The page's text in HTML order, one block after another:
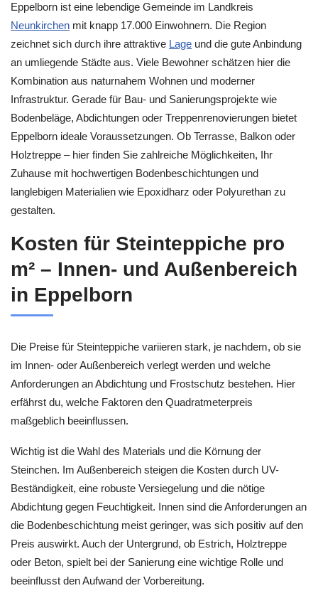
Eppelborn ist eine lebendige Gemeinde im Landkreis
Neunkirchen mit knapp 17.000 Einwohnern. Die Region
zeichnet sich durch ihre attraktive Lage und die gute Anbindung
an umliegende Städte aus. Viele Bewohner schätzen hier die
Kombination aus naturnahem Wohnen und moderner
Infrastruktur. Gerade für Bau- und Sanierungsprojekte wie
Bodenbeläge, Abdichtungen oder Treppenrenovierungen bietet
Eppelborn ideale Voraussetzungen. Ob Terrasse, Balkon oder
Holztreppe – hier finden Sie zahlreiche Möglichkeiten, Ihr
Zuhause mit hochwertigen Bodenbeschichtungen und
langlebigen Materialien wie Epoxidharz oder Polyurethan zu
gestalten.
Kosten für Steinteppiche pro
m² – Innen- und Außenbereich
in Eppelborn
Die Preise für Steinteppiche variieren stark, je nachdem, ob sie
im Innen- oder Außenbereich verlegt werden und welche
Anforderungen an Abdichtung und Frostschutz bestehen. Hier
erfährst du, welche Faktoren den Quadratmeterpreis
maßgeblich beeinflussen.
Wichtig ist die Wahl des Materials und die Körnung der
Steinchen. Im Außenbereich steigen die Kosten durch UV-
Beständigkeit, eine robuste Versiegelung und die nötige
Abdichtung gegen Feuchtigkeit. Innen sind die Anforderungen an
die Bodenbeschichtung meist geringer, was sich positiv auf den
Preis auswirkt. Auch der Untergrund, ob Estrich, Holztreppe
oder Beton, spielt bei der Sanierung eine wichtige Rolle und
beeinflusst den Aufwand der Vorbereitung.